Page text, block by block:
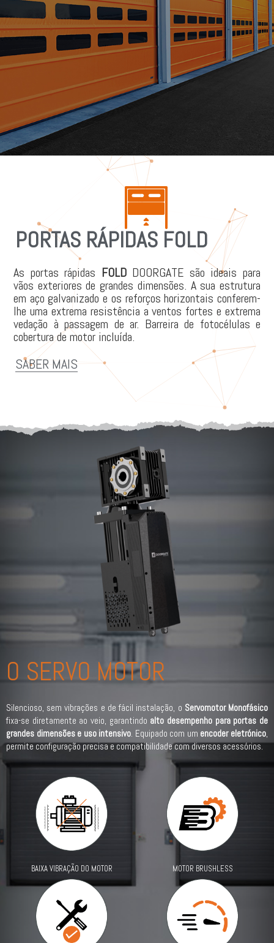
PORTAS RÁPIDAS FOLD
As portas rápidas FOLDDOORGATE são ideais para
vãos exteriores de grandes dimensões. A sua estrutura
em aço galvanizado e os reforços horizontais conferem-
lhe uma extrema resistência a ventos fortes e extrema
vedação à passagem de ar. Barreira de fotocélulas e
cobertura de motor incluída.
SABER MAIS
O SERVO MOTOR
Silencioso, sem vibrações e de fácil instalação, o Servomotor Monofásico
fixa-se diretamente ao veio, garantindo alto desempenho para portas de
grandes dimensões e uso intensivo. Equipado com um encoder eletrónico,
permite configuração precisa e compatibilidade com diversos acessórios.
BAIXA VIBRAÇÃO DO MOTOR MOTOR BRUSHLESS